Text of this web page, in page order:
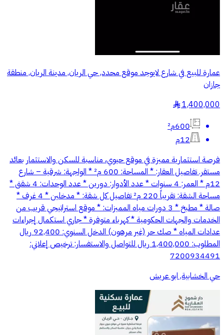
عمارة للبيع في شارع لايوجد موقع محدد, حي الريان, مدينة الريان, منطقة
جازان
1,400,000
§
600م²
12م
فرصة استثمارية مميزة في موقع حيوي، مناسبة للسكن والاستثمار بعائد
مستقر. تفاصيل العقار: * المساحة: 600 م² * الواجهة: شرقية – شارع
12م * العمر: 4 سنوات * عدد الأدوار: دورين * عدد الوحدات: 4 شقق *
مساحة الشقة: تقريباً 220 م² تفاصيل كل شقة: * مدخلين * 4 غرف *
صالة * مطبخ * 3 دورات مياه المميزات: * موقع استراتيجي قريب من
الخدمات والجهات الحكومية * كهرباء متوفرة * جاري استكمال إجراءات
عدادات المياه * صك حر (غير مرهون) الدخل السنوي: 92,400 ريال
المطلوب: 1,400,000 ريال للتواصل والاستفسار: ترخيص إعلاني:
7200934491
حي الخشابية, ابو عريش